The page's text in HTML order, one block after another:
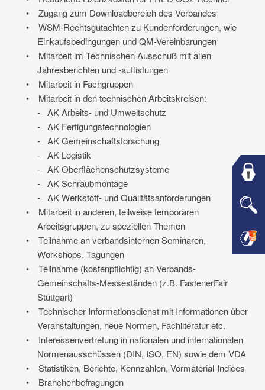
•
Zugang zum Downloadbereich des Verbandes
•
WSM-Rechtsgutachten zu Kundenforderungen, wie
Einkaufsbedingungen und QM-Vereinbarungen
•
Mitarbeit im Technischen Ausschuß mit allen
Jahresberichten und -auflistungen
•
Mitarbeit in Fachgruppen
•
Mitarbeit in den technischen Arbeitskreisen:
- AK Arbeits- und Umweltschutz
- AK Fertigungstechnologien
- AK Gemeinschaftsforschung
- AK Logistik
- AK Oberflächenschutzsysteme
- AK Schraubmontage
- AK Werkstoff- und Qualitätsanforderungen
•
Mitarbeit in anderen, teilweise temporären
Arbeitsgruppen, zu speziellen Themen
•
Teilnahme an verbandsinternen Seminaren,
Workshops, Tagungen
•
Teilnahme (kostenpflichtig) an Verbands-
Gemeinschafts-Messeständen (z.B. FastenerFair
Stuttgart)
•
Technischer Informationsdienst mit Informationen über
Veranstaltungen, neue Normen, Fachliteratur etc.
•
Interessenvertretung in nationalen und internationalen
Normenausschüssen (DIN, ISO, EN) sowie dem VDA
•
Statistiken, Berichte, Kennzahlen, Vormaterial-Indices
•
Branchenbefragungen